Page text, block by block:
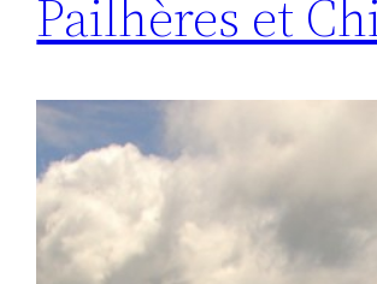
Pailhères et